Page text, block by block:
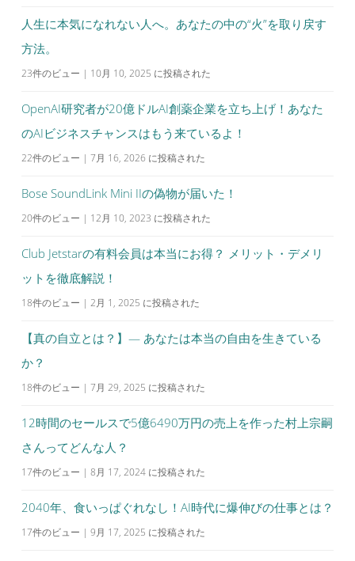
人生に本気になれない人へ。あなたの中の“火”を取り戻す
方法。
23件のビュー | 10月 10, 2025 に投稿された
OpenAI研究者が20億ドルAI創薬企業を立ち上げ！あなた
のAIビジネスチャンスはもう来ているよ！
22件のビュー | 7月 16, 2026 に投稿された
Bose SoundLink Mini IIの偽物が届いた！
20件のビュー | 12月 10, 2023 に投稿された
Club Jetstarの有料会員は本当にお得？ メリット・デメリ
ットを徹底解説！
18件のビュー | 2月 1, 2025 に投稿された
【真の自立とは？】— あなたは本当の自由を生きている
か？
18件のビュー | 7月 29, 2025 に投稿された
12時間のセールスで5億6490万円の売上を作った村上宗嗣
さんってどんな人？
17件のビュー | 8月 17, 2024 に投稿された
2040年、食いっぱぐれなし！AI時代に爆伸びの仕事とは？
17件のビュー | 9月 17, 2025 に投稿された